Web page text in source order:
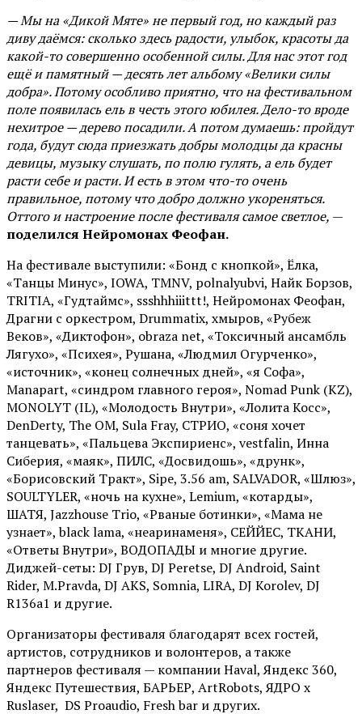
— Мы на «Дикой Мяте» не первый год, но каждый раз
диву даёмся: сколько здесь радости, улыбок, красоты да
какой-то совершенно особенной силы. Для нас этот год
ещё и памятный — десять лет альбому «Велики силы
добра». Потому особливо приятно, что на фестивальном
поле появилась ель в честь этого юбилея. Дело-то вроде
нехитрое — дерево посадили. А потом думаешь: пройдут
года, будут сюда приезжать добры молодцы да красны
девицы, музыку слушать, по полю гулять, а ель будет
расти себе и расти. И есть в этом что-то очень
правильное, потому что добро должно укореняться.
Оттого и настроение после фестиваля самое светлое, —
поделился Нейромонах Феофан.
На фестивале выступили: «Бонд с кнопкой», Ёлка,
«Танцы Минус», IOWA, TMNV, polnalyubvi, Найк Борзов,
TRITIA, «Гудтаймс», ssshhhiiittt!, Нейромонах Феофан,
Драгни с оркестром, Drummatix, хмыров, «Рубеж
Веков», «Диктофон», obraza net, «Токсичный ансамбль
Лягухо», «Психея», Рушана, «Людмил Огурченко»,
«источник», «конец солнечных дней», «я Софа»,
Manapart, «синдром главного героя», Nomad Punk (KZ),
MONOLYT (IL), «Молодость Внутри», «Лолита Косс»,
DenDerty, The OM, Sula Fray, СТРИО, «соня хочет
танцевать», «Пальцева Экспириенс», vestfalin, Инна
Сиберия, «маяк», ПИЛС, «Досвидошь», «друнк»,
«Борисовский Тракт», Sipe, 3.56 am, SALVADOR, «Шлюз»,
SOULTYLER, «ночь на кухне», Lemium, «котарды»,
ШАТЯ, Jazzhouse Trio, «Рваные ботинки», «Мама не
узнает», black lama, «неаринаменя», СЕЙЙЕС, ТКАНИ,
«Ответы Внутри», ВОДОПАДЫ и многие другие.
Диджей-сеты: DJ Грув, DJ Peretse, DJ Android, Saint
Rider, М.Pravda, DJ AKS, Somnia, LIRA, DJ Korolev, DJ
R136a1 и другие.
Организаторы фестиваля благодарят всех гостей,
артистов, сотрудников и волонтеров, а также
партнеров фестиваля — компании Haval, Яндекс 360,
Яндекс Путешествия, БАРЬЕР, ArtRobots, ЯДРО х
Ruslaser, DS Proaudio, Fresh bar и других.